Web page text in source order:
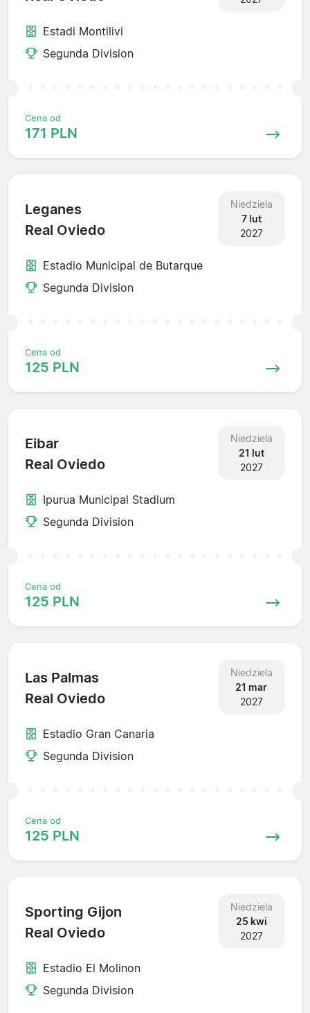
Estadi Montilivi
Segunda Division
Cena od
171 PLN
Leganes
Real Oviedo
Niedziela
7 lut
2027
Estadio Municipal de Butarque
Segunda Division
Cena od
125 PLN
Eibar
Real Oviedo
Niedziela
21 lut
2027
Ipurua Municipal Stadium
Segunda Division
Cena od
125 PLN
Las Palmas
Real Oviedo
Niedziela
21 mar
2027
Estadio Gran Canaria
Segunda Division
Cena od
125 PLN
Sporting Gijon
Real Oviedo
Niedziela
25 kwi
2027
Estadio El Molinon
Segunda Division